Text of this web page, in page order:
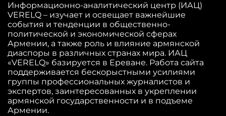
Информационно-аналитический центр (ИАЦ)
VERELQ – изучает и освещает важнейшие
события и тенденции в общественно-
политической и экономической сферах
Армении, а также роль и влияние армянской
диаспоры в различных странах мира. ИАЦ
«VERELQ» базируется в Ереване. Работа сайта
поддерживается бескорыстными усилиями
группы профессиональных журналистов и
экспертов, заинтересованных в укреплении
армянской государственности и в подъеме
Армении.